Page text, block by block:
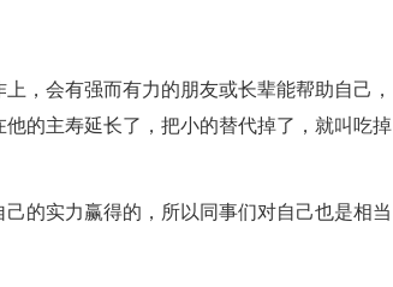
，会有强而有力的朋友或长辈能帮助自己，
的主寿延长了，把小的替代掉了，就叫吃掉
的实力赢得的，所以同事们对自己也是相当